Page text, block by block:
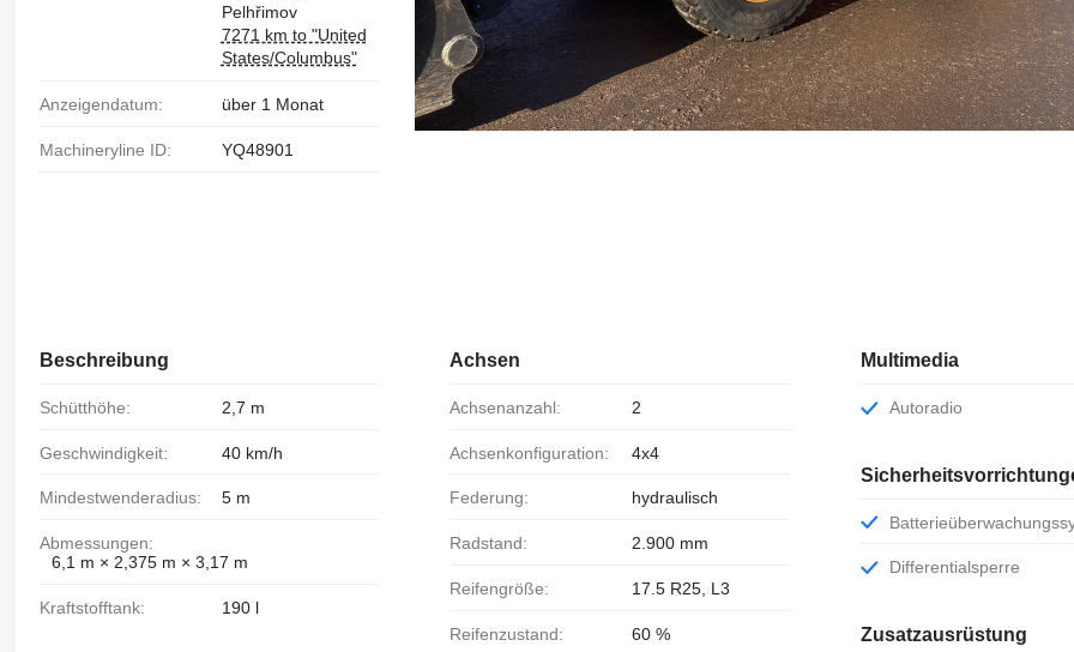
Pelhřimov
7271 km to "United
States/Columbus"
Anzeigendatum: über 1 Monat
Machineryline ID: YQ48901
Beschreibung
Schütthöhe: 2,7 m
Geschwindigkeit: 40 km/h
Mindestwenderadius: 5 m
Abmessungen:
6,1 m × 2,375 m × 3,17 m
Kraftstofftank: 190 l
Achsen
Achsenanzahl: 2
Achsenkonfiguration: 4x4
Federung: hydraulisch
Radstand: 2.900 mm
Reifengröße: 17.5 R25, L3
Reifenzustand: 60 %
Multimedia
Autoradio
Differentialsperre
Zusatzausrüstung